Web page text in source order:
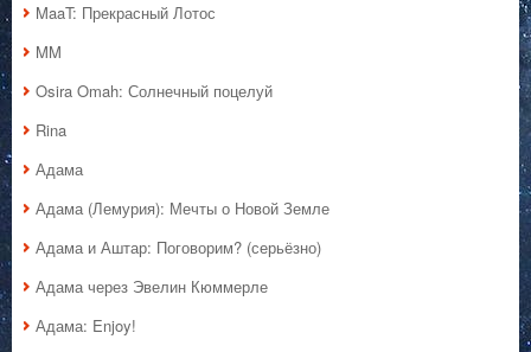
MaaT: Прекрасный Лотос
MM
Osira Omah: Солнечный поцелуй
Rina
Адама
Адама (Лемурия): Мечты о Новой Земле
Адама и Аштар: Поговорим? (серьёзно)
Адама через Эвелин Кюммерле
Адама: Enjoy!